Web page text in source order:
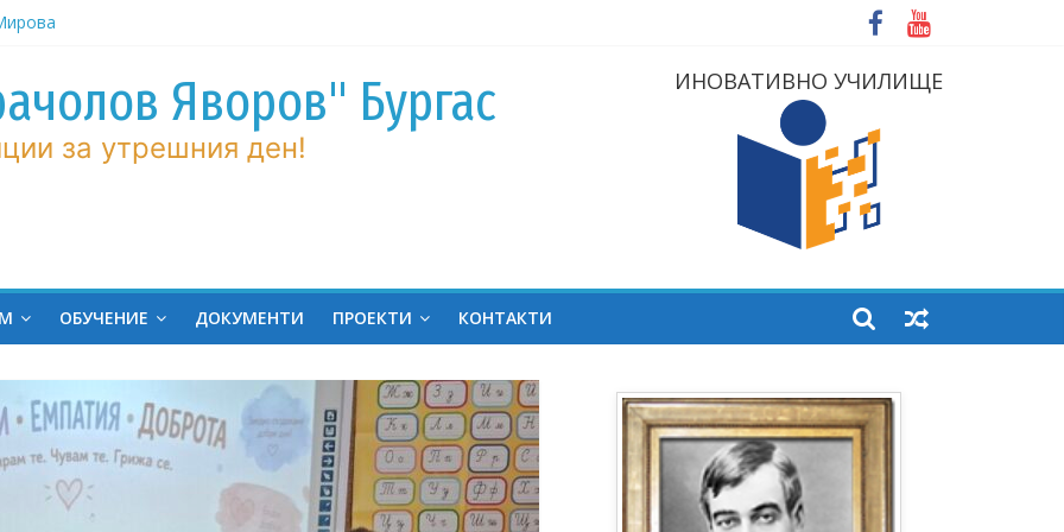
по
Яворов" Бургас
за утрешния ден!
ИНОВАТИВНО УЧИЛИЩЕ
ОБУЧЕНИЕ ДОКУМЕНТИ ПРОЕКТИ КОНТАКТИ